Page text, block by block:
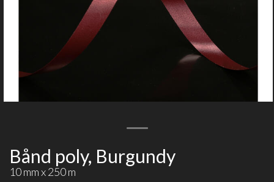
Bånd poly, Burgundy
10 mm x 250 m